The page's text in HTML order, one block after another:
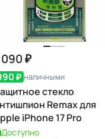
090 ₽
₽ наличными
стекло
Remax для
iPhone 17 Pro
Доступно